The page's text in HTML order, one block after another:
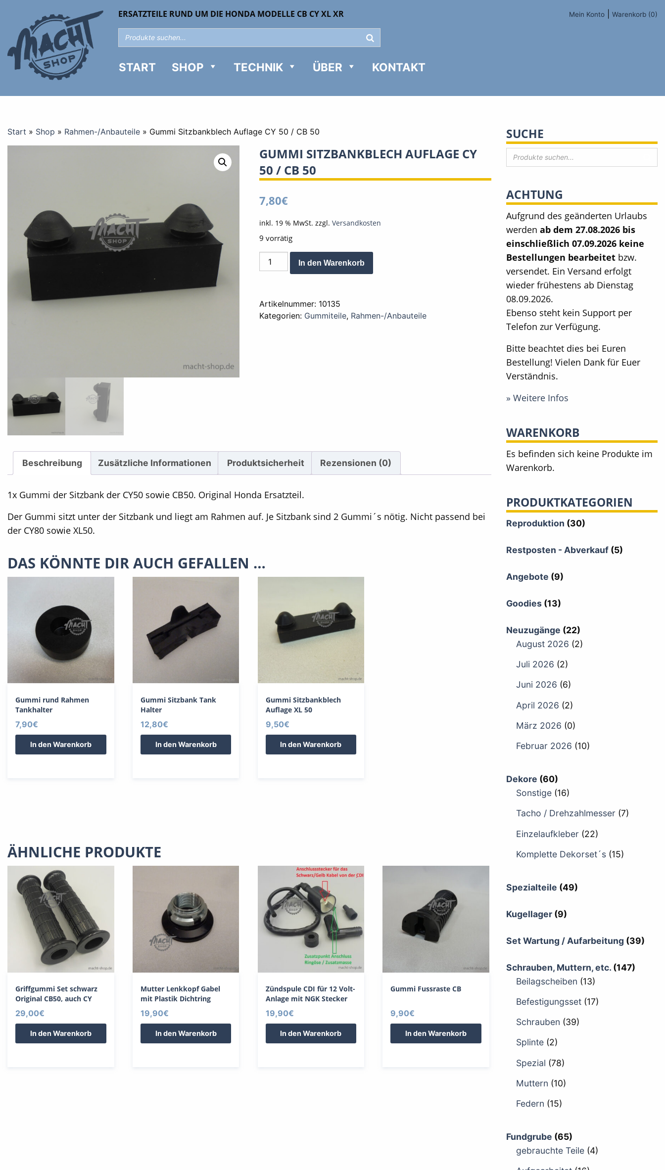
ERSATZTEILE RUND UM DIE HONDA MODELLE CB CY XL XR Mein Konto Warenkorb (0)
START SHOP TECHNIK ÜBER KONTAKT
Start » Shop » Rahmen-/Anbauteile » Gummi Sitzbankblech Auflage CY 50 / CB 50
GUMMI SITZBANKBLECH AUFLAGE CY
50 / CB 50
7,80€
inkl. 19 % MwSt. zzgl. Versandkosten
9 vorrätig
Gummi
Sitzbankblech
50
/
In den Warenkorb
Artikelnummer: 10135
Kategorien: Gummiteile, Rahmen-/Anbauteile
Beschreibung Zusätzliche Informationen Produktsicherheit Rezensionen (0)
1x Gummi der Sitzbank der CY50 sowie CB50. Original Honda Ersatzteil.
Der Gummi sitzt unter der Sitzbank und liegt am Rahmen auf. Je Sitzbank sind 2 Gummi´s nötig. Nicht passend bei
der CY80 sowie XL50.
DAS KÖNNTE DIR AUCH GEFALLEN …
Gummi rund Rahmen
Tankhalter
7,90€
In den Warenkorb
Gummi Sitzbank Tank
Halter
12,80€
In den Warenkorb
Gummi Sitzbankblech
Auflage XL 50
9,50€
In den Warenkorb
ÄHNLICHE PRODUKTE
Griffgummi Set schwarz
Original CB50, auch CY
29,00€
In den Warenkorb
Mutter Lenkkopf Gabel
mit Plastik Dichtring
19,90€
In den Warenkorb
Zündspule CDI für 12 Volt-
Anlage mit NGK Stecker
19,90€
In den Warenkorb
Gummi Fussraste CB
9,90€
In den Warenkorb
SUCHE
ACHTUNG
Aufgrund des geänderten Urlaubs
werden ab dem 27.08.2026 bis
einschließlich 07.09.2026 keine
Bestellungen bearbeitet bzw.
versendet. Ein Versand erfolgt
wieder frühestens ab Dienstag
08.09.2026.
Ebenso steht kein Support per
Telefon zur Verfügung.
Bitte beachtet dies bei Euren
Bestellung! Vielen Dank für Euer
Verständnis.
» Weitere Infos
WARENKORB
Es befinden sich keine Produkte im
Warenkorb.
PRODUKTKATEGORIEN
Reproduktion (30)
Restposten - Abverkauf (5)
Angebote (9)
Goodies (13)
Neuzugänge (22)
August 2026 (2)
Juli 2026 (2)
Juni 2026 (6)
April 2026 (2)
März 2026 (0)
Februar 2026 (10)
Dekore (60)
Sonstige (16)
Tacho / Drehzahlmesser (7)
Einzelaufkleber (22)
Komplette Dekorset´s (15)
Spezialteile (49)
Kugellager (9)
Set Wartung / Aufarbeitung (39)
Schrauben, Muttern, etc. (147)
Beilagscheiben (13)
Befestigungsset (17)
Schrauben (39)
Splinte (2)
Spezial (78)
Muttern (10)
Federn (15)
Fundgrube (65)
gebrauchte Teile (4)